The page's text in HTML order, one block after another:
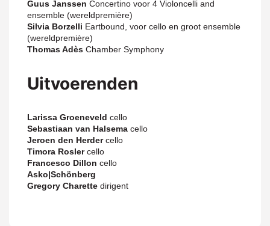
Guus Janssen Concertino voor 4 Violoncelli and
ensemble (wereldpremière)
Silvia Borzelli Eartbound, voor cello en groot ensemble
(wereldpremière)
Thomas Adès Chamber Symphony
Uitvoerenden
Larissa Groeneveld cello
Sebastiaan van Halsema cello
Jeroen den Herdercello
Timora Roslercello
Francesco Dillon cello
Asko|Schönberg
Gregory Charette dirigent